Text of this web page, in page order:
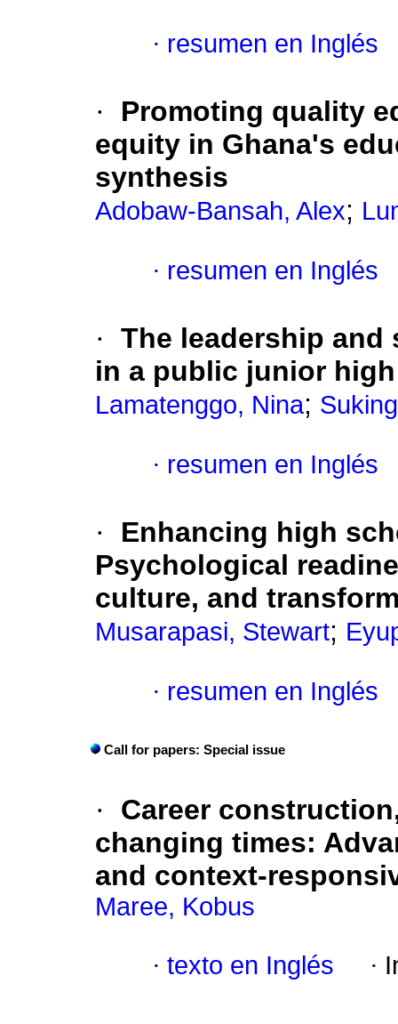
· resumen en Inglés
·
Promoting quality
equity in Ghana's
synthesis
Adobaw-Bansah, Alex;
· resumen en Inglés
· The leadership
in a public junior
Lamatenggo, Nina;
· resumen en Inglés
·
Enhancing high
Psychological
culture, and
Musarapasi, Stewart;
· resumen en Inglés
Call for papers: Special issue
·
Career
changing times:
and context-
Maree, Kobus
· texto en Inglés ·